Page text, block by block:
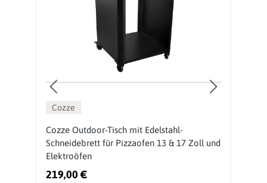
Cozze
Cozze Outdoor-Tisch mit Edelstahl-
Schneidebrett für Pizzaofen 13 & 17 Zoll und
Elektroöfen
219,00 €